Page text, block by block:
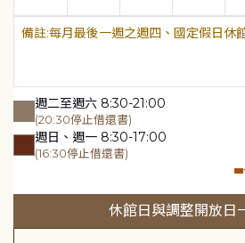
每月最後一週之週四、國定假日休
週二至週六 8:30-21:00
(20:30停止借還書)
週日、週一 8:30-17:00
(16:30停止借還書)
休館日與調整開放日